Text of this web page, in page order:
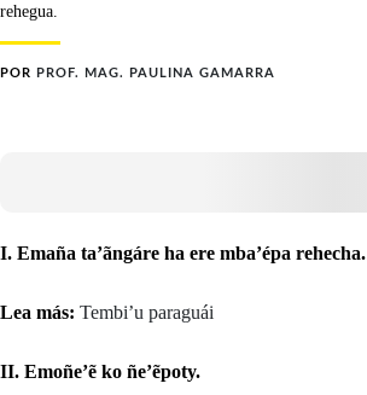
rehegua.
POR PROF. MAG. PAULINA GAMARRA
I. Emaña ta’ãngáre ha ere mba’épa rehecha.
Lea más: Tembi’u paraguái
II. Emoñe’ẽ ko ñe’ẽpoty.